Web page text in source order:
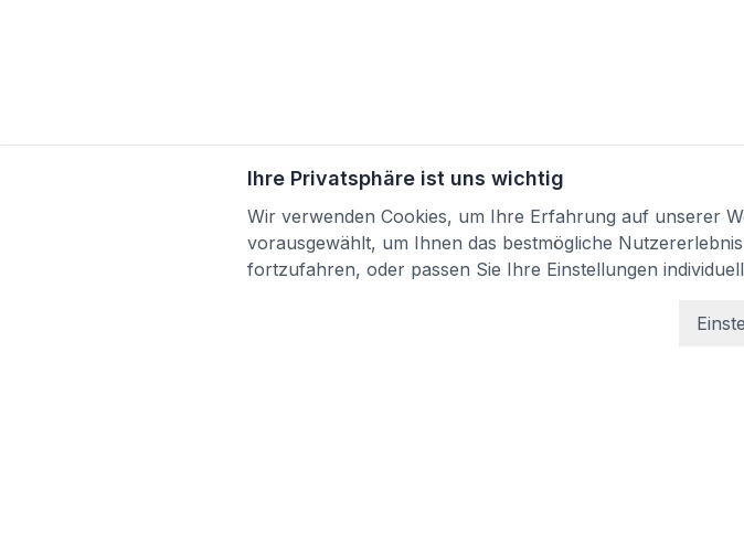
Ihre Privatsphäre ist uns wichtig
Wir verwenden Cookies, um Ihre Erfahrung auf unserer
vorausgewählt, um Ihnen das bestmögliche
fortzufahren, oder passen Sie Ihre Einstellungen